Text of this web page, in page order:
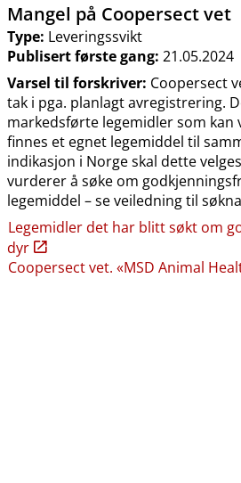
Mangel på Coopersect vet
Type: Leveringssvikt
Publisert første gang: 21.05.2024
Varsel til forskriver: Coopersect
tak i pga. planlagt avregistrering.
markedsførte legemidler som kan
finnes et egnet legemiddel til
indikasjon i Norge skal dette
vurderer å søke om
legemiddel – se veiledning til
Legemidler det har blitt søkt om
dyr
Coopersect vet. «MSD Animal